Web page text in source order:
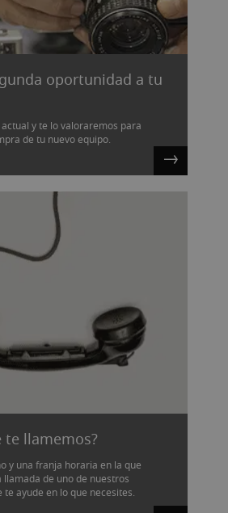
oportunidad a tu
y te lo valoraremos para
de tu nuevo equipo.
te llamemos?
y una franja horaria en la que
de uno de nuestros
ayude en lo que necesites.